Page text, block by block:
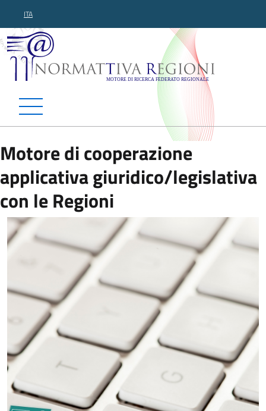
ITA
Normattiva Regioni -
Motore di cooperazione
applicativa giuridico/legislativa
con le Regioni